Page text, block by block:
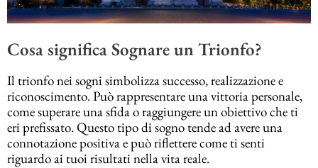
Cosa significa Sognare un Trionfo?
Il trionfo nei sogni simbolizza successo, realizzazione e
riconoscimento. Può rappresentare una vittoria personale,
come superare una sfida o raggiungere un obiettivo che ti
eri prefissato. Questo tipo di sogno tende ad avere una
connotazione positiva e può riflettere come ti senti
riguardo ai tuoi risultati nella vita reale.